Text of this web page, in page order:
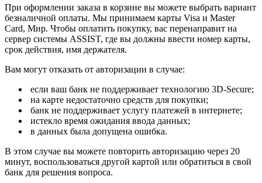
При оформлении заказа в корзине вы можете выбрать вариант
безналичной оплаты. Мы принимаем карты Visa и Master
Card, Мир. Чтобы оплатить покупку, вас перенаправит на
сервер системы ASSIST, где вы должны ввести номер карты,
срок действия, имя держателя.
Вам могут отказать от авторизации в случае:
если ваш банк не поддерживает технологию 3D-Secure;
на карте недостаточно средств для покупки;
банк не поддерживает услугу платежей в интернете;
истекло время ожидания ввода данных;
в данных была допущена ошибка.
В этом случае вы можете повторить авторизацию через 20
минут, воспользоваться другой картой или обратиться в свой
банк для решения вопроса.